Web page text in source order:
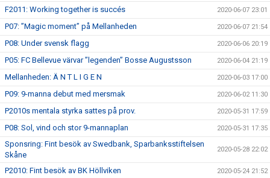
F2011: Working together is succés 2020-06-07 23:01
P07: ”Magic moment” på Mellanheden 2020-06-07 21:54
P08: Under svensk flagg 2020-06-06 20:19
P05: FC Bellevue värvar ”legenden” Bosse Augustsson 2020-06-04 21:19
Mellanheden: Ä N T L I G E N 2020-06-03 17:00
P09: 9-manna debut med mersmak 2020-06-02 11:30
P2010s mentala styrka sattes på prov. 2020-05-31 17:59
P08: Sol, vind och stor 9-mannaplan 2020-05-31 17:35
Sponsring: Fint besök av Swedbank, Sparbanksstiftelsen
Skåne
2020-05-28 22:02
P2010: Fint besök av BK Höllviken 2020-05-24 21:52